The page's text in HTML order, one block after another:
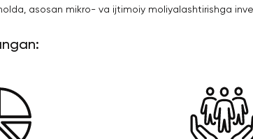
asosan mikro- va ijtimoiy moliyalashtirishga